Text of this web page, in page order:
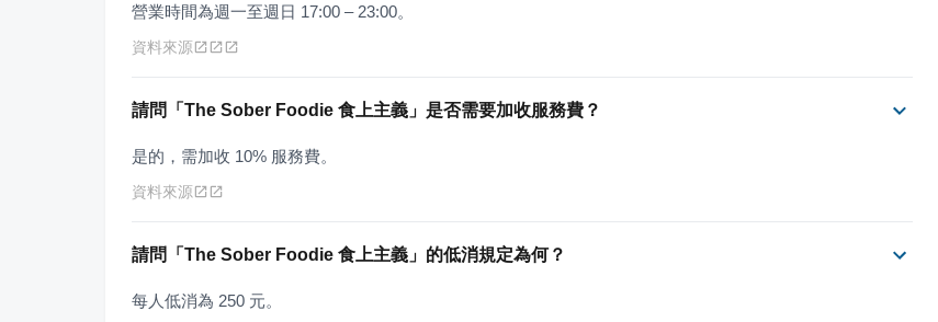
營業時間為週一至週日 17:00 – 23:00。
資料來源
請問「The Sober Foodie 食上主義」是否需要加收服務費？
是的，需加收 10% 服務費。
資料來源
請問「The Sober Foodie 食上主義」的低消規定為何？
每人低消為 250 元。